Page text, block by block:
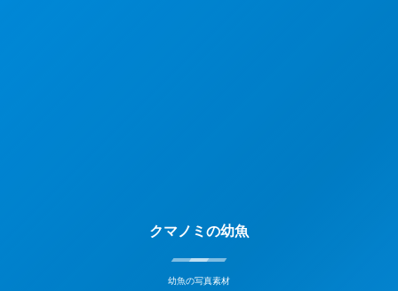
クマノミの幼魚
幼魚の写真素材